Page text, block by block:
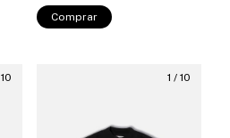
Comprar
10 1 / 10